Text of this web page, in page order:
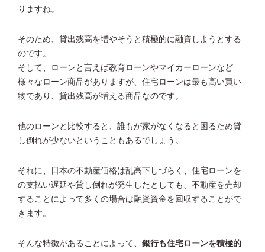
りますね。
そのため、貸出残高を増やそうと積極的に融資しようとする
のです。
そして、ローンと言えば教育ローンやマイカーローンなど
様々なローン商品がありますが、住宅ローンは最も高い買い
物であり、貸出残高が増える商品なのです。
他のローンと比較すると、誰もが家がなくなると困るため貸
し倒れが少ないということもあるでしょう。
それに、日本の不動産価格は乱高下しづらく、住宅ローンを
の支払い遅延や貸し倒れが発生したとしても、不動産を売却
することによって多くの場合は融資資金を回収することがで
きます。
そんな特徴があることによって、 銀行も住宅ローンを積極的